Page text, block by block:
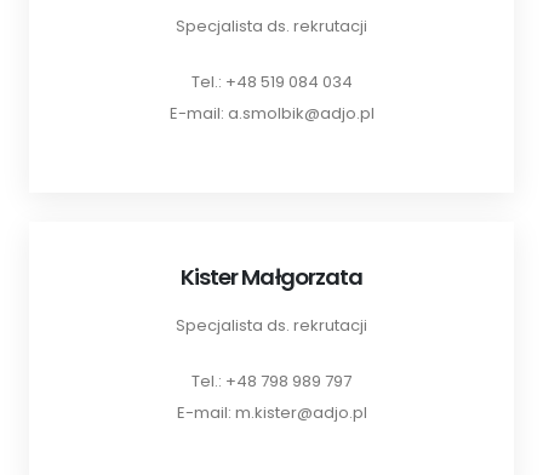
Specjalista ds. rekrutacji
Tel.: +48 519 084 034
E-mail: a.smolbik@adjo.pl
Kister Małgorzata
Specjalista ds. rekrutacji
Tel.: +48 798 989 797
E-mail: m.kister@adjo.pl